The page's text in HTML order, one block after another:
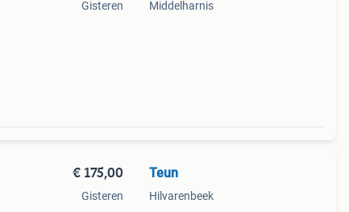
Gisteren Middelharnis
€ 175,00
Gisteren
Teun
Hilvarenbeek